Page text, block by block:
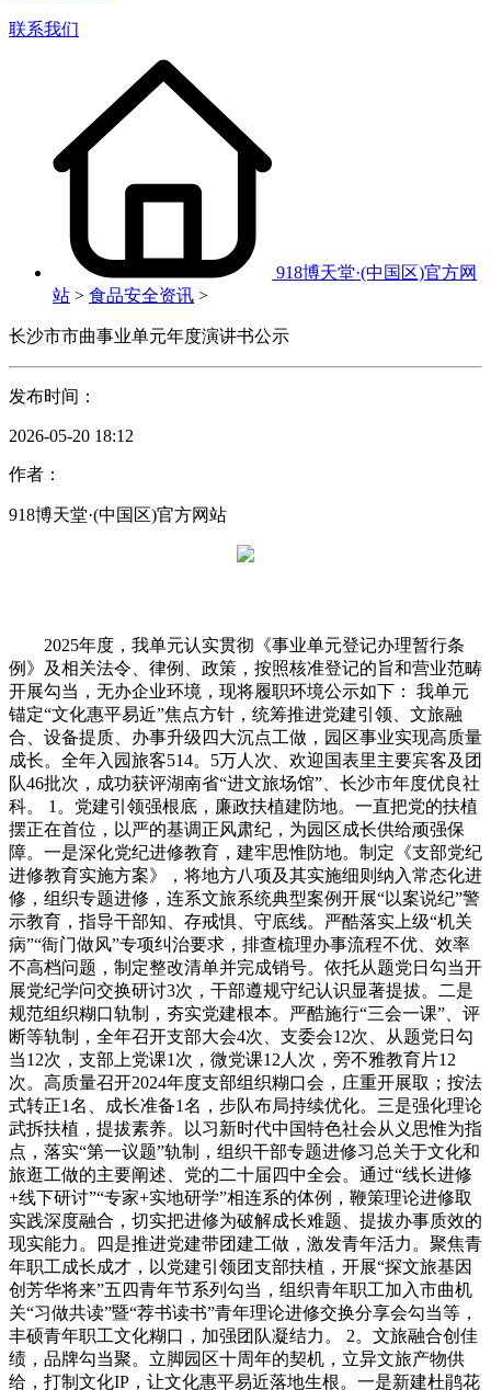
联系我们
918博天堂·(中国区)官方网
站 > 食品安全资讯 >
长沙市市曲事业单元年度演讲书公示
发布时间：
2026-05-20 18:12
作者：
918博天堂·(中国区)官方网站
2025年度，我单元认实贯彻《事业单元登记办理暂行条
例》及相关法令、律例、政策，按照核准登记的旨和营业范畴
开展勾当，无办企业环境，现将履职环境公示如下： 我单元
锚定“文化惠平易近”焦点方针，统筹推进党建引领、文旅融
合、设备提质、办事升级四大沉点工做，园区事业实现高质量
成长。全年入园旅客514。5万人次、欢迎国表里主要宾客及团
队46批次，成功获评湖南省“进文旅场馆”、长沙市年度优良社
科。 1。党建引领强根底，廉政扶植建防地。一直把党的扶植
摆正在首位，以严的基调正风肃纪，为园区成长供给顽强保
障。一是深化党纪进修教育，建牢思惟防地。制定《支部党纪
进修教育实施方案》，将地方八项及其实施细则纳入常态化进
修，组织专题进修，连系文旅系统典型案例开展“以案说纪”警
示教育，指导干部知、存戒惧、守底线。严酷落实上级“机关
病”“衙门做风”专项纠治要求，排查梳理办事流程不优、效率
不高档问题，制定整改清单并完成销号。依托从题党日勾当开
展党纪学问交换研讨3次，干部遵规守纪认识显著提拔。二是
规范组织糊口轨制，夯实党建根本。严酷施行“三会一课”、评
断等轨制，全年召开支部大会4次、支委会12次、从题党日勾
当12次，支部上党课1次，微党课12人次，旁不雅教育片12
次。高质量召开2024年度支部组织糊口会，庄重开展取；按法
式转正1名、成长准备1名，步队布局持续优化。三是强化理论
武拆扶植，提拔素养。以习新时代中国特色社会从义思惟为指
点，落实“第一议题”轨制，组织干部专题进修习总关于文化和
旅逛工做的主要阐述、党的二十届四中全会。通过“线长进修
+线下研讨”“专家+实地研学”相连系的体例，鞭策理论进修取
实践深度融合，切实把进修为破解成长难题、提拔办事质效的
现实能力。四是推进党建带团建工做，激发青年活力。聚焦青
年职工成长成才，以党建引领团支部扶植，开展“探文旅基因
创芳华将来”五四青年节系列勾当，组织青年职工加入市曲机
关“习做共读”暨“荐书读书”青年理论进修交换分享会勾当等，
丰硕青年职工文化糊口，加强团队凝结力。 2。文旅融合创佳
绩，品牌勾当聚。立脚园区十周年的契机，立异文旅产物供
给，打制文化IP，让文化惠平易近落地生根。一是新建杜鹃花